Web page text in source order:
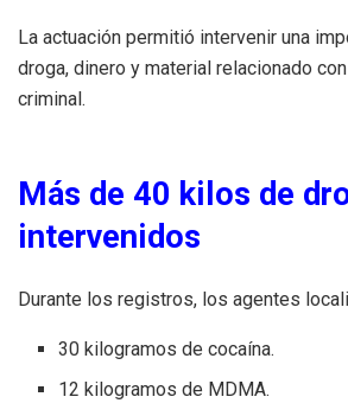
La actuación permitió intervenir una
droga, dinero y material relacionado
criminal.
Más de 40 kilos de
intervenidos
Durante los registros, los agentes
30 kilogramos de cocaína.
12 kilogramos de MDMA.